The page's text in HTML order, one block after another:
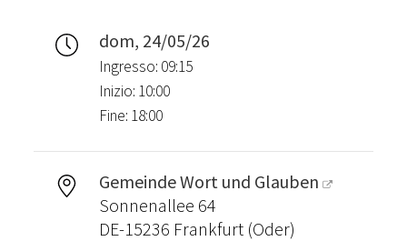
dom, 24/05/26
Ingresso: 09:15
Inizio: 10:00
Fine: 18:00
Gemeinde Wort und Glauben
Sonnenallee 64
DE-15236 Frankfurt (Oder)